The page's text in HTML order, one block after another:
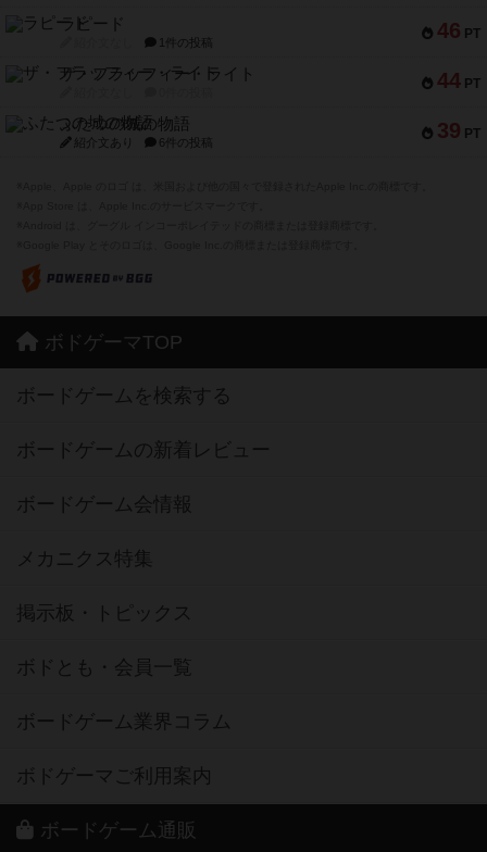
46 PT
ラピード
1件の投稿
44 PT
ザ・フラッフィー・ライト
39 PT
ふたつの城の物語
紹介文あり 6件の投稿
ボドゲーマTOP
ボードゲームを検索する
ボードゲームの新着レビュー
ボードゲーム会情報
メカニクス特集
掲示板・トピックス
ボドとも・会員一覧
ボードゲーム業界コラム
ボドゲーマご利用案内
ボードゲーム通販